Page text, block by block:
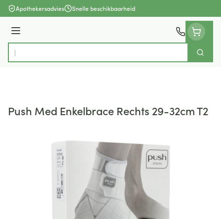
Ga naar de inhoud
Apothekersadvies Snelle beschikbaarheid
Menu
Product, merk, categorie...
Zoek
Push Med Enkelbrace Rechts 29-32cm T2